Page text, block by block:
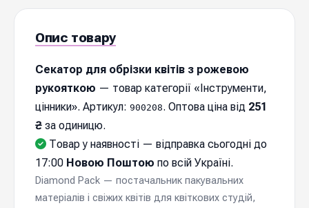
Опис товару
Секатор для обрізки квітів з рожевою
рукояткою — товар категорії «Інструменти,
цінники». Артикул: 900208. Оптова ціна від 251
₴ за одиницю.
Товар у наявності — відправка cьогодні до
17:00 Новою Поштою по всій Україні.
Diamond Pack — постачальник пакувальних
матеріалів і свіжих квітів для квіткових студій,